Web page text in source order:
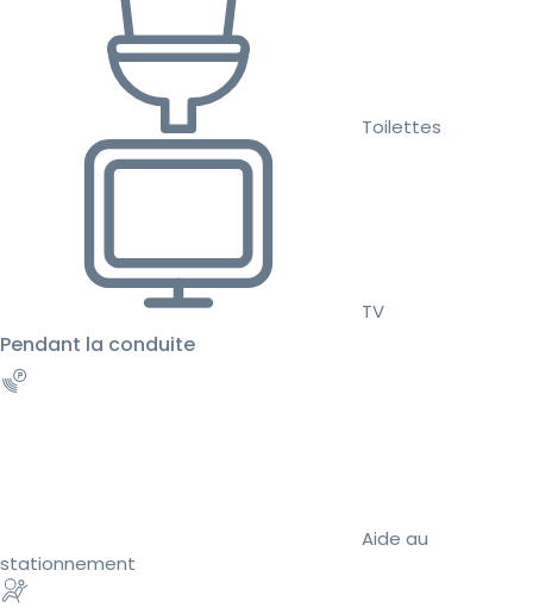
Toilettes
TV
Pendant la conduite
Aide au
stationnement